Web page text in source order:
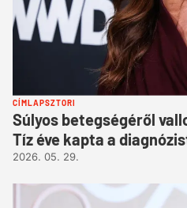
CÍMLAPSZTORI
Súlyos betegségéről
Tíz éve kapta a
2026. 05. 29.